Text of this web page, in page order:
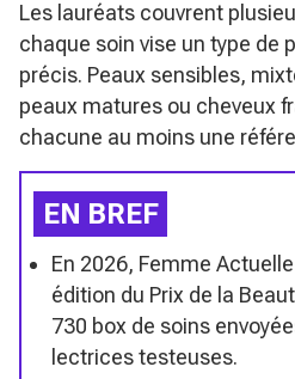
Les lauréats couvrent
chaque soin vise un type de
précis. Peaux sensibles,
peaux matures ou cheveux
chacune au moins une
EN BREF
En 2026, Femme
édition du Prix de la
730 box de soins
lectrices testeuses.